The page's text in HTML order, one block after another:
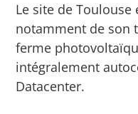
Le site de
notamment de son
ferme
intégralement
Datacenter.